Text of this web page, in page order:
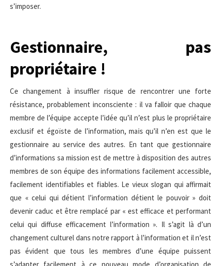
s’imposer.
Gestionnaire, pas
propriétaire !
Ce changement à insuffler risque de rencontrer une forte
résistance, probablement inconsciente : il va falloir que chaque
membre de l’équipe accepte l’idée qu’il n’est plus le propriétaire
exclusif et égoïste de l’information, mais qu’il n’en est que le
gestionnaire au service des autres. En tant que gestionnaire
d’informations sa mission est de mettre à disposition des autres
membres de son équipe des informations facilement accessible,
facilement identifiables et fiables. Le vieux slogan qui affirmait
que « celui qui détient l’information détient le pouvoir » doit
devenir caduc et être remplacé par « est efficace et performant
celui qui diffuse efficacement l’information ». Il s’agit là d’un
changement culturel dans notre rapport à l’information et il n’est
pas évident que tous les membres d’une équipe puissent